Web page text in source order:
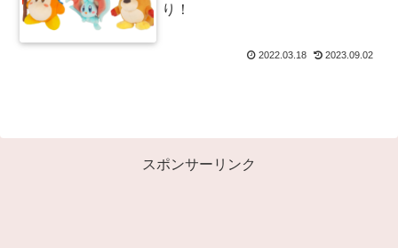
り！
2022.03.18 2023.09.02
スポンサーリンク